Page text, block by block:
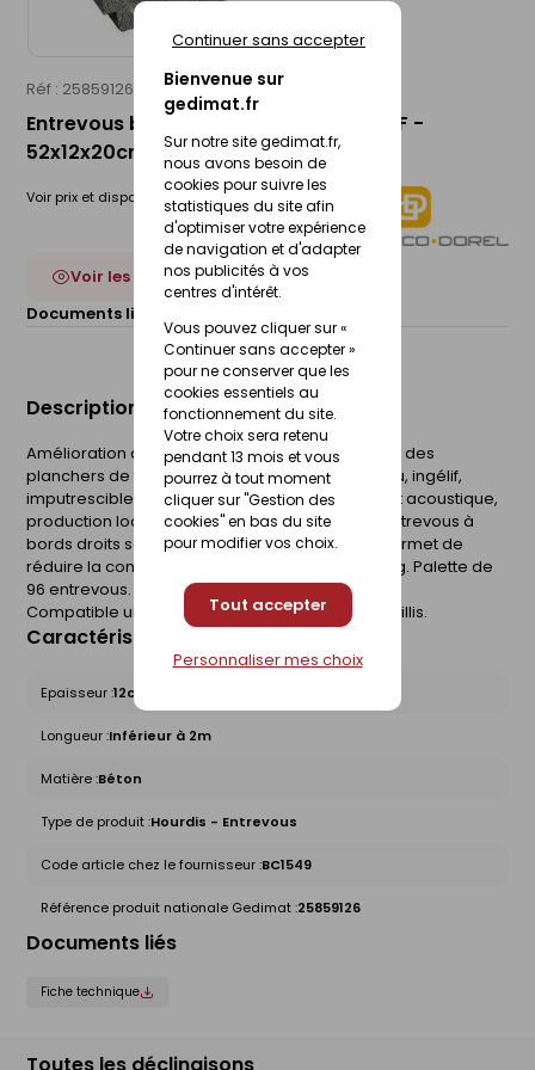
Bienvenue sur
gedimat.fr
Sur notre site gedimat.fr,
nous avons besoin de
cookies pour suivre les
statistiques du site afin
d'optimiser votre expérience
de navigation et d'adapter
nos publicités à vos
centres d'intérêt.
Vous pouvez cliquer sur «
Continuer sans accepter »
pour ne conserver que les
cookies essentiels au
fonctionnement du site.
Votre choix sera retenu
pendant 13 mois et vous
pourrez à tout moment
cliquer sur "Gestion des
cookies" en bas du site
pour modifier vos choix.
Tout accepter
Continuer sans accepter
Personnaliser mes choix
Réf : 25859126 ALBON PREFA
Entrevous béton à bord droit 200dN NF -
52x12x20cm
Voir prix et disponibilité en magasin
Voir les 4 déclinaisons
Documents liés :
Description du produit
Amélioration de la résistance à l'effort tranchant des
planchers de façon significative. Résistant au feu, ingélif,
imputrescible, inertie thermique, affaiblissement acoustique,
production locale, résistant aux rongeurs. Les entrevous à
bords droits se distinguent par leur forme qui permet de
réduire la consommation en béton. Poids : 10,5kg. Palette de
96 entrevous.
Compatible uniquement avec des poutrelles treillis.
Caractéristiques du produit
Epaisseur :12cm
Longueur :Inférieur à 2m
Matière :Béton
Type de produit :Hourdis - Entrevous
Code article chez le fournisseur :BC1549
Référence produit nationale Gedimat :25859126
Documents liés
Fiche technique